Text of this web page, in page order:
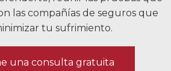
Blog
Noticias
las compañías de seguros que
tu sufrimiento.
una consulta gratuita